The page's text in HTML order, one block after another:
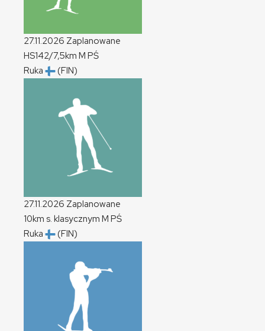
27.11.2026 Zaplanowane
HS142/7,5km M PŚ
Ruka
(FIN)
27.11.2026 Zaplanowane
10km s. klasycznym M PŚ
Ruka
(FIN)